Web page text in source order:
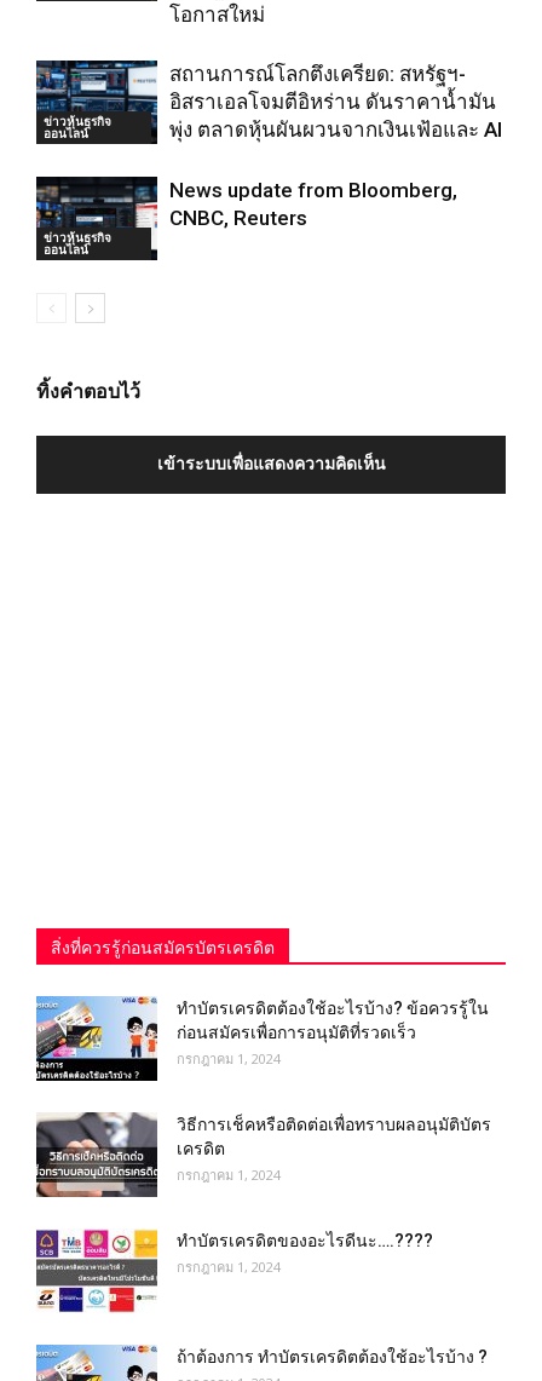
โอกาสใหม่
ข่าวหุ้นธุรกิจ
ออนไลน์
สถานการณ์โลกตึงเครียด: สหรัฐฯ-
อิสราเอลโจมตีอิหร่าน ดันราคาน้ำมัน
พุ่ง ตลาดหุ้นผันผวนจากเงินเฟ้อและ AI
ข่าวหุ้นธุรกิจ
ออนไลน์
News update from Bloomberg,
CNBC, Reuters
ทิ้งคำตอบไว้
เข้าระบบเพื่อแสดงความคิดเห็น
สิ่งที่ควรรู้ก่อนสมัครบัตรเครดิต
ทําบัตรเครดิตต้องใช้อะไรบ้าง? ข้อควรรู้ใน
ก่อนสมัครเพื่อการอนุมัติที่รวดเร็ว
กรกฎาคม 1, 2024
วิธีการเช็คหรือติดต่อเพื่อทราบผลอนุมัติบัตร
เครดิต
กรกฎาคม 1, 2024
ทําบัตรเครดิตของอะไรดีนะ….????
กรกฎาคม 1, 2024
ถ้าต้องการ ทําบัตรเครดิตต้องใช้อะไรบ้าง ?